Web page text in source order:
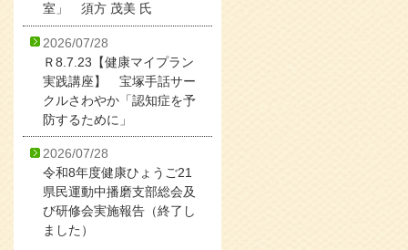
室」 須方 茂美 氏
2026/07/28
Ｒ8.7.23【健康マイプラン
実践講座】 宝塚手話サー
クルさわやか「認知症を予
防するために」
2026/07/28
令和8年度健康ひょうご21
県民運動中播磨支部総会及
び研修会実施報告（終了し
ました）